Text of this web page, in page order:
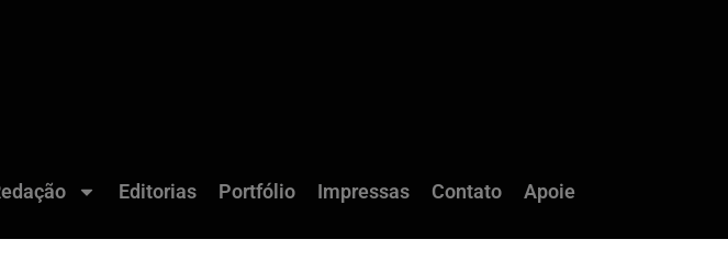
Editorias Portfólio Impressas Contato Apoie